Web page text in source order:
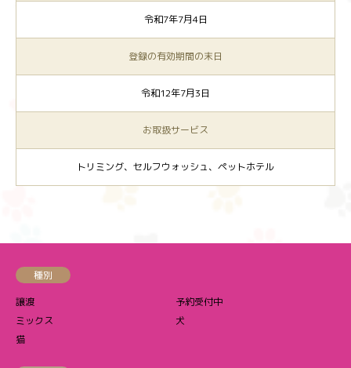
令和7年7月4日
登録の有効期間の末日
令和12年7月3日
お取扱サービス
トリミング、セルフウォッシュ、ペットホテル
種別
譲渡
予約受付中
ミックス
犬
猫